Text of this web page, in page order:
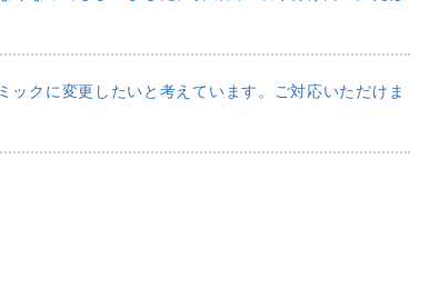
クに変更したいと考えています。ご対応いただけま